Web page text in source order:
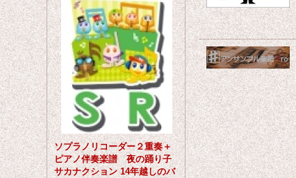
ソプラノリコーダー２重奏＋
ピアノ伴奏楽譜 夜の踊り子
サカナクション 14年越しのバ